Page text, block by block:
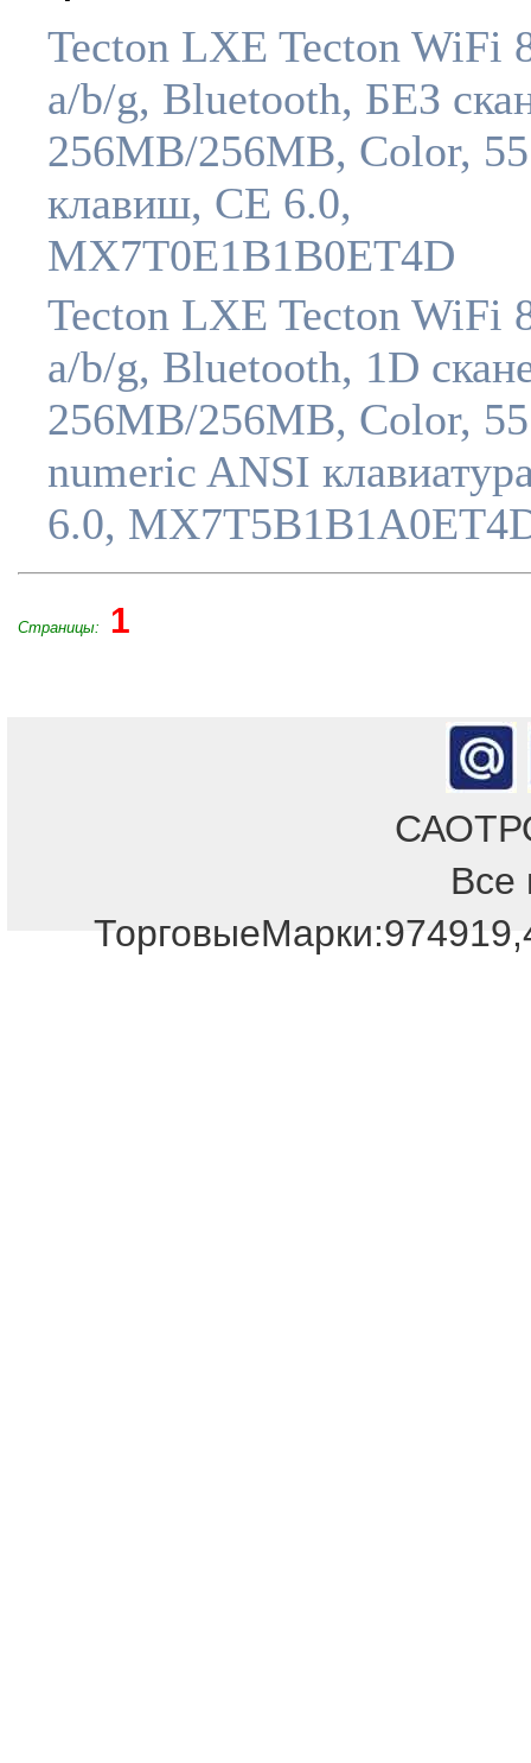
Tecton LXE Tecton WiFi
a/b/g, Bluetooth, БЕЗ
256MB/256MB, Color, 55
клавиш, CE 6.0,
MX7T0E1B1B0ET4D
Tecton LXE Tecton WiFi
a/b/g, Bluetooth, 1D
256MB/256MB, Color,
numeric ANSI
6.0,
Страницы: 1
Все